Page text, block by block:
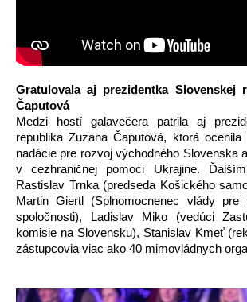
Gratulovala aj prezidentka Slovenskej
Čaputová
Medzi hostí galavečera patrila aj
republika Zuzana Čaputová, ktorá
nadácie pre rozvoj východného Slovenska
v cezhraničnej pomoci Ukrajine.
Rastislav Trnka (predseda Košického
Martin Giertl (Splnomocnenec vlády pre
spoločnosti), Ladislav Miko (vedúci
komisie na Slovensku), Stanislav Kmeť
zástupcovia viac ako 40 mimovládnych